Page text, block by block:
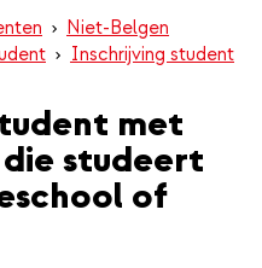
Niet-Belgen
Inschrijving student
met
studeert
of